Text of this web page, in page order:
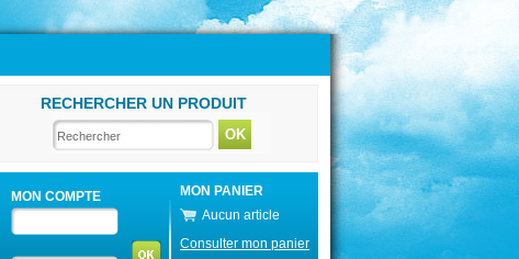
RECHERCHER UN PRODUIT
MON COMPTE
MON PANIER
Aucun article
Consulter mon panier